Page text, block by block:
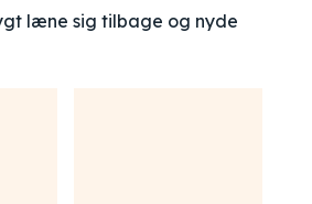
læne sig tilbage og nyde